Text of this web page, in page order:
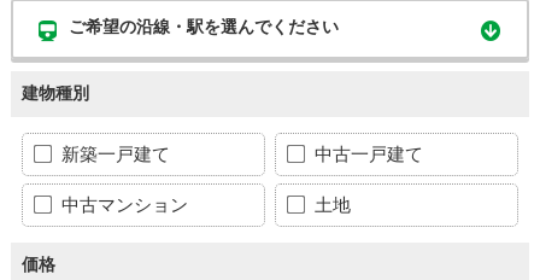
ご希望の沿線・駅を選んでください
建物種別
新築一戸建て 中古一戸建て
中古マンション 土地
価格